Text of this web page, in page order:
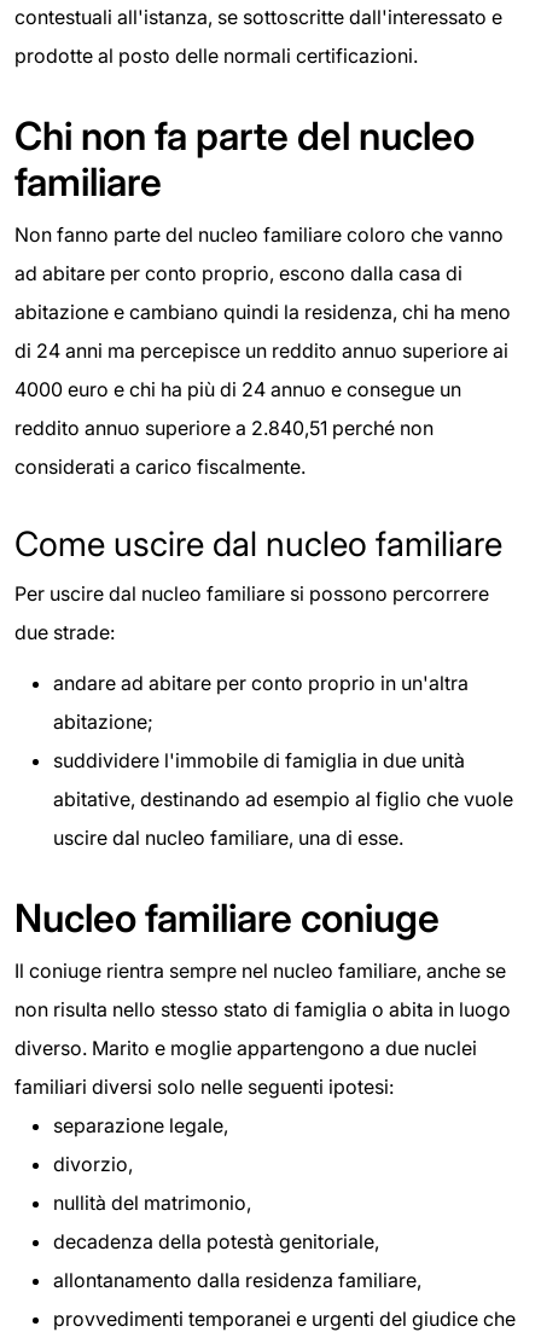
contestuali all'istanza, se sottoscritte dall'interessato e
prodotte al posto delle normali certificazioni.
Chi non fa parte del nucleo
familiare
Non fanno parte del nucleo familiare coloro che vanno
ad abitare per conto proprio, escono dalla casa di
abitazione e cambiano quindi la residenza, chi ha meno
di 24 anni ma percepisce un reddito annuo superiore ai
4000 euro e chi ha più di 24 annuo e consegue un
reddito annuo superiore a 2.840,51 perché non
considerati a carico fiscalmente.
Come uscire dal nucleo familiare
Per uscire dal nucleo familiare si possono percorrere
due strade:
andare ad abitare per conto proprio in un'altra
abitazione;
suddividere l'immobile di famiglia in due unità
abitative, destinando ad esempio al figlio che vuole
uscire dal nucleo familiare, una di esse.
Nucleo familiare coniuge
Il coniuge rientra sempre nel nucleo familiare, anche se
non risulta nello stesso stato di famiglia o abita in luogo
diverso. Marito e moglie appartengono a due nuclei
familiari diversi solo nelle seguenti ipotesi:
separazione legale,
divorzio,
nullità del matrimonio,
decadenza della potestà genitoriale,
allontanamento dalla residenza familiare,
provvedimenti temporanei e urgenti del giudice che